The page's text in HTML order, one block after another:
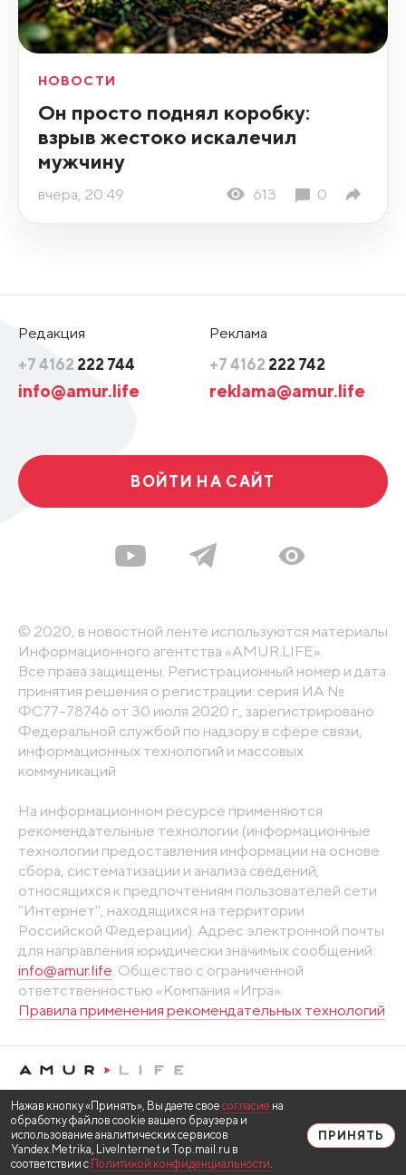
НОВОСТИ
Он просто поднял коробку:
взрыв жестоко искалечил
мужчину
вчера, 20:49 613 0
Редакция
+7 4162 222 744
info@amur.life
Реклама
+7 4162 222 742
reklama@amur.life
ВОЙТИ НА САЙТ
© 2020, в новостной ленте используются материалы
Информационного агентства «AMUR.LIFE».
Все права защищены. Регистрационный номер и дата
принятия решения о регистрации: серия ИА №
ФС77-78746 от 30 июля 2020 г., зарегистрировано
Федеральной службой по надзору в сфере связи,
информационных технологий и массовых
коммуникаций
На информационном ресурсе применяются
рекомендательные технологии (информационные
технологии предоставления информации на основе
сбора, систематизации и анализа сведений,
относящихся к предпочтениям пользователей сети
"Интернет", находящихся на территории
Российской Федерации). Адрес электронной почты
для направления юридически значимых сообщений:
info@amur.life . Общество с ограниченной
ответственностью «Компания «Игра».
Правила применения рекомендательных технологий
Нажав кнопку «Принять», Вы даете свое согласие на
обработку файлов cookie вашего браузера и
использование аналитических сервисов
Yandex.Metrika, LiveInternet и Top.mail.ru в
соответствии с Политикой конфиденциальности.
ПРИНЯТЬ